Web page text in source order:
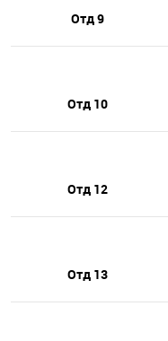
Отд 9
Отд 10
Отд 12
Отд 13